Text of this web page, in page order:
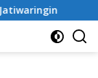
Diperbaiki,